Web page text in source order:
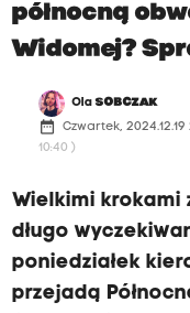
północną
Widomej?
OlaSOBCZAK
date_range Czwartek, 2024.12.19
10:40 )
Wielkimi krokami
długo
poniedziałek
przejadą